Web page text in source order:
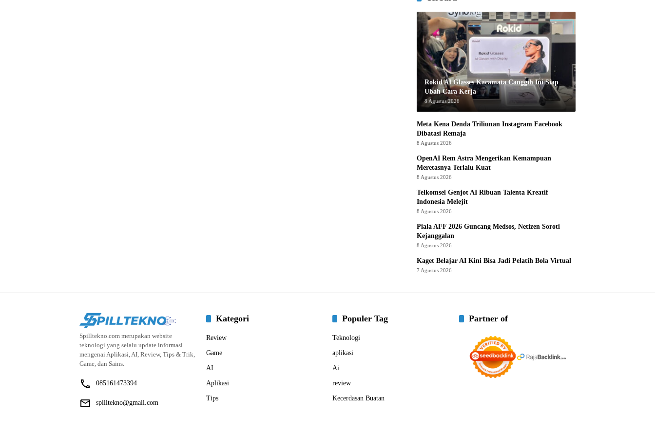
Rokid AI Glasses Kacamata Canggih Ini Siap
Ubah Cara Kerja
8 Agustus 2026
Meta Kena Denda Triliunan Instagram Facebook
Dibatasi Remaja
8 Agustus 2026
OpenAI Rem Astra Mengerikan Kemampuan
Meretasnya Terlalu Kuat
8 Agustus 2026
Telkomsel Genjot AI Ribuan Talenta Kreatif
Indonesia Melejit
8 Agustus 2026
Piala AFF 2026 Guncang Medsos, Netizen Soroti
Kejanggalan
8 Agustus 2026
Kaget Belajar AI Kini Bisa Jadi Pelatih Bola Virtual
7 Agustus 2026
Spilltekno.com merupakan website
teknologi yang selalu update informasi
mengenai Aplikasi, AI, Review, Tips & Trik,
Game, dan Sains.
085161473394
spilltekno@gmail.com
Kategori
Review
Game
AI
Aplikasi
Tips
Populer Tag
Teknologi
aplikasi
Ai
review
Kecerdasan Buatan
Partner of